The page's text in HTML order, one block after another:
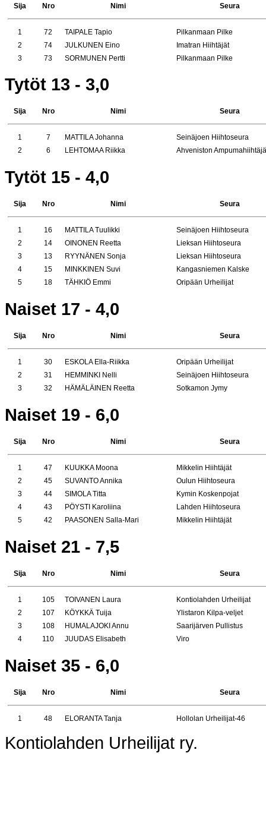
Sija Nro Nimi Seura
1 72 TAIPALE Tapio
Pilkanmaan Pilke
2
74 JULKUNEN Eino
Imatran Hiihtäjät
3
73 SORMUNEN Pertti Pilkanmaan Pilke
Tytöt 13 - 3,0
Sija Nro Nimi Seura
1 7 MATTILA Johanna
Seinäjoen Hiihtoseura
2
6 LEHTOMAA Riikka Ahveniston Ampumahiihtäjä
Tytöt 15 - 4,0
Sija Nro Nimi Seura
1 16 MATTILA Tuulikki
Seinäjoen Hiihtoseura
2
14 OINONEN Reetta
Lieksan Hiihtoseura
3
13 RYYNÄNEN Sonja
Lieksan Hiihtoseura
4
15 MINKKINEN Suvi
Kangasniemen Kalske
5
18 TÄHKIÖ Emmi Oripään Urheilijat
Naiset 17 - 4,0
Sija Nro Nimi Seura
1 30 ESKOLA Ella-Riikka
Oripään Urheilijat
2
31 HEMMINKI Nelli
Seinäjoen Hiihtoseura
3
32 HÄMÄLÄINEN Reetta Sotkamon Jymy
Naiset 19 - 6,0
Sija Nro Nimi Seura
1 47 KUUKKA Moona
Mikkelin Hiihtäjät
2
45 SUVANTO Annika
Oulun Hiihtoseura
3
44 SIMOLA Titta
Kymin Koskenpojat
4
43 PÖYSTI Karoliina
Lahden Hiihtoseura
5
42 PAASONEN Salla-Mari Mikkelin Hiihtäjät
Naiset 21 - 7,5
Sija Nro Nimi Seura
1 105 TOIVANEN Laura
Kontiolahden Urheilijat
2
107 KÖYKKÄ Tuija
Ylistaron Kilpa-veljet
3
108 HUMALAJOKI Annu
Saarijärven Pullistus
4
110 JUUDAS Elisabeth Viro
Naiset 35 - 6,0
Sija Nro Nimi Seura
1 48 ELORANTA Tanja Hollolan Urheilijat-46
Kontiolahden Urheilijat ry.